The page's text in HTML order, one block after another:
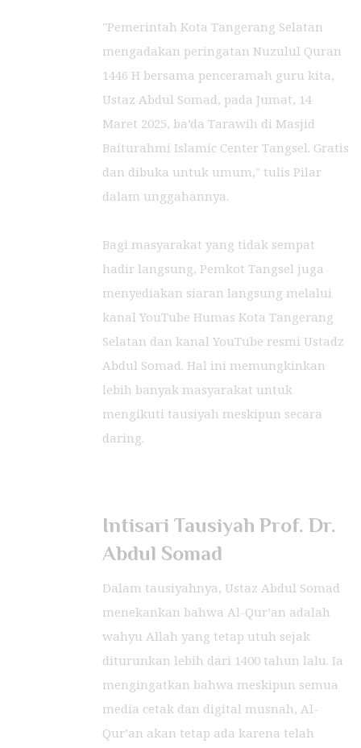
"Pemerintah Kota Tangerang Selatan
mengadakan peringatan Nuzulul Quran
1446 H bersama penceramah guru kita,
Ustaz Abdul Somad, pada Jumat, 14
Maret 2025, ba’da Tarawih di Masjid
Baiturahmi Islamic Center Tangsel. Gratis
dan dibuka untuk umum," tulis Pilar
dalam unggahannya.
Bagi masyarakat yang tidak sempat
hadir langsung, Pemkot Tangsel juga
menyediakan siaran langsung melalui
kanal YouTube Humas Kota Tangerang
Selatan dan kanal YouTube resmi Ustadz
Abdul Somad. Hal ini memungkinkan
lebih banyak masyarakat untuk
mengikuti tausiyah meskipun secara
daring.
Intisari Tausiyah Prof. Dr.
Abdul Somad
Dalam tausiyahnya, Ustaz Abdul Somad
menekankan bahwa Al-Qur’an adalah
wahyu Allah yang tetap utuh sejak
diturunkan lebih dari 1400 tahun lalu. Ia
mengingatkan bahwa meskipun semua
media cetak dan digital musnah, Al-
Qur’an akan tetap ada karena telah